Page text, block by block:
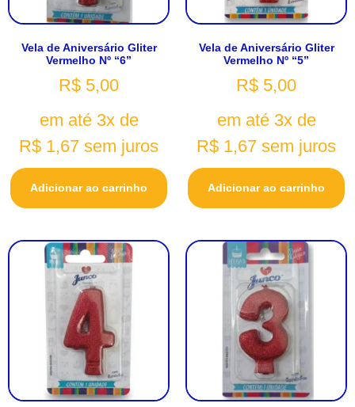
Vela de Aniversário Gliter
Vermelho Nº “6”
R$ 5,00
em até 3x de
R$ 1,67 sem juros
Adicionar ao carrinho
Vela de Aniversário Gliter
Vermelho Nº “5”
R$ 5,00
em até 3x de
R$ 1,67 sem juros
Adicionar ao carrinho